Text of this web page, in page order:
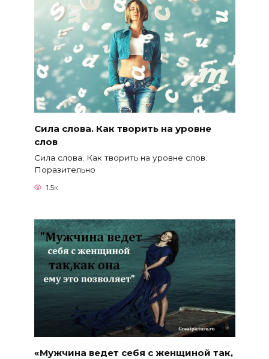
Сила слова. Как творить на уровне
слов
Сила слова. Как творить на уровне слов.
Поразительно
1.5к.
«Мужчина ведет себя с женщиной так,